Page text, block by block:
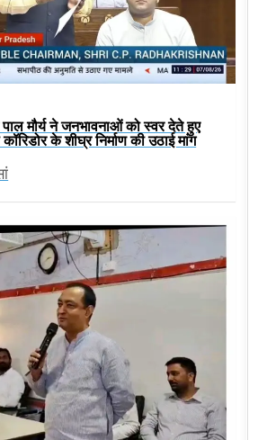
मौर्य ने जनभावनाओं को स्वर देते हुए
के शीघ्र निर्माण की उठाई मांग